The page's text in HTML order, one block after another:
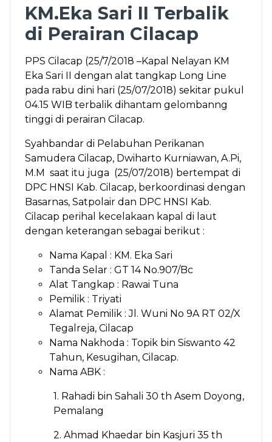
KM.Eka Sari II Terbalik
di Perairan Cilacap
PPS Cilacap (25/7/2018 –Kapal Nelayan KM
Eka Sari II dengan alat tangkap Long Line
pada rabu dini hari (25/07/2018) sekitar pukul
04.15 WIB terbalik dihantam gelombanng
tinggi di perairan Cilacap.
Syahbandar di Pelabuhan Perikanan
Samudera Cilacap, Dwiharto Kurniawan, A.Pi,
M.M saat itu juga (25/07/2018) bertempat di
DPC HNSI Kab. Cilacap, berkoordinasi dengan
Basarnas, Satpolair dan DPC HNSI Kab.
Cilacap perihal kecelakaan kapal di laut
dengan keterangan sebagai berikut :
Nama Kapal : KM. Eka Sari
Tanda Selar : GT 14 No.907/Bc
Alat Tangkap : Rawai Tuna
Pemilik : Triyati
Alamat Pemilik : Jl. Wuni No 9A RT 02/X
Tegalreja, Cilacap
Nama Nakhoda : Topik bin Siswanto 42
Tahun, Kesugihan, Cilacap.
Nama ABK :
1. Rahadi bin Sahali 30 th Asem Doyong,
Pemalang
2. Ahmad Khaedar bin Kasjuri 35 th